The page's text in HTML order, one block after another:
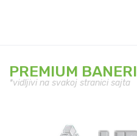
PREMIUM BANERI
*vidljivi na svakoj stranici sajta